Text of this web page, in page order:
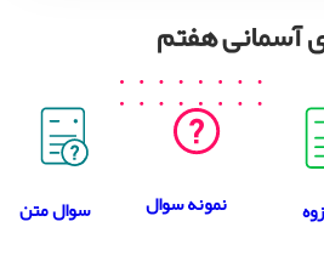
آسمانی هفتم
نمونه سوال سوال متن